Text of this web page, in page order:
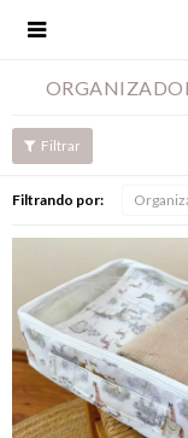

Filtrando por: